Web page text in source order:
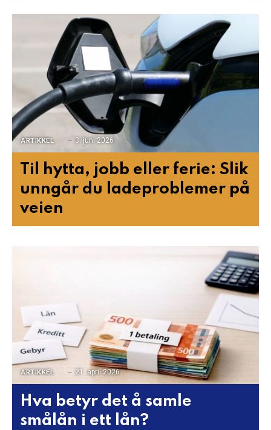
ARTIKKEL 3. juni 2026
Til hytta, jobb eller ferie: Slik
unngår du ladeproblemer på
veien
ARTIKKEL 21. april 2026
Hva betyr det å samle
smålån i ett lån?